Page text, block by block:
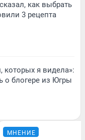
как выбрать
3 рецепта
я видела»:
о блогере из Югры
МНЕНИЕ